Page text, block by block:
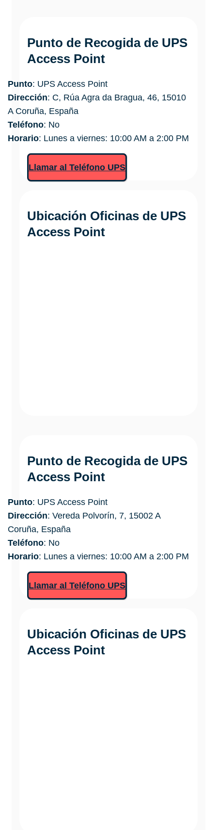
Punto de Recogida de UPS
Access Point
Punto: UPS Access Point
Dirección: C, Rúa Agra da Bragua, 46, 15010
A Coruña, España
Teléfono: No
Horario: Lunes a viernes: 10:00 AM a 2:00 PM
Llamar al Teléfono UPS
Ubicación Oficinas de UPS
Access Point
Punto de Recogida de UPS
Access Point
Punto: UPS Access Point
Dirección: Vereda Polvorín, 7, 15002 A
Coruña, España
Teléfono: No
Horario: Lunes a viernes: 10:00 AM a 2:00 PM
Llamar al Teléfono UPS
Ubicación Oficinas de UPS
Access Point